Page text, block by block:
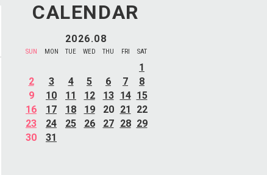
CALENDAR
2026.08
SUN MON TUE WED THU FRI SAT
1
2
3 4 5 6 7
8
9
10 11 12 13 14 15
16
17 18 19 20 21
22
23
24 25 26 27 28 29
30
31